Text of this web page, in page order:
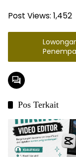
Post Views: 1,452
Pos Terkait